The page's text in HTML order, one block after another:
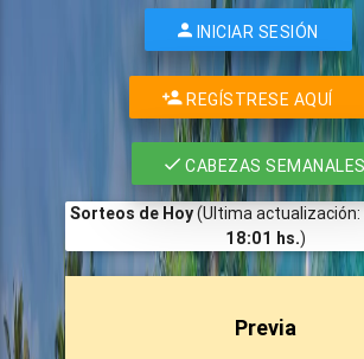
INICIAR SESIÓN
REGÍSTRESE AQUÍ
CABEZAS SEMANALES
Sorteos de Hoy(Ultima actualización:
18:01 hs.)
Previa